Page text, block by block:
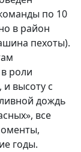
по 10
в район
пехоты).
роли
и высоту с
дождь
все
годы.